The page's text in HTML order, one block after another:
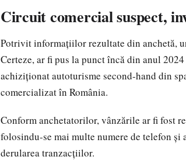
Circuit comercial suspect,
Potrivit informațiilor rezultate din anchetă,
Certeze, ar fi pus la punct încă din anul
achiziționat autoturisme second-hand din
comercializat în România.
Conform anchetatorilor, vânzările ar fi fost
folosindu-se mai multe numere de telefon și
derularea tranzacțiilor.